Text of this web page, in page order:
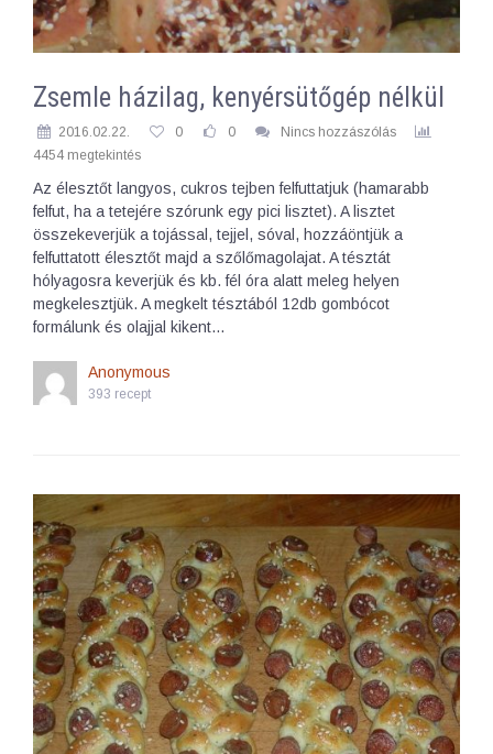
Zsemle házilag, kenyérsütőgép nélkül
2016.02.22. 0 0
Nincs hozzászólás
4454 megtekintés
Az élesztőt langyos, cukros tejben felfuttatjuk (hamarabb
felfut, ha a tetejére szórunk egy pici lisztet). A lisztet
összekeverjük a tojással, tejjel, sóval, hozzáöntjük a
felfuttatott élesztőt majd a szőlőmagolajat. A tésztát
hólyagosra keverjük és kb. fél óra alatt meleg helyen
megkelesztjük. A megkelt tésztából 12db gombócot
formálunk és olajjal kikent…
Anonymous
393 recept